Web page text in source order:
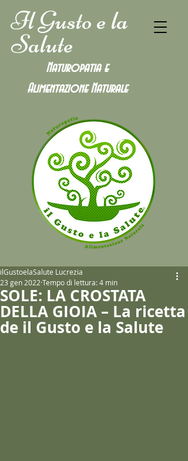
Il Gusto e la
Salute
Naturopatia e
Alimentazione Naturale
SOLE: LA CROSTATA
DELLA GIOIA – La ricetta
de il Gusto e la Salute
ilGustoelaSalute Lucrezia
23 gen 2022 Tempo di lettura: 4 min